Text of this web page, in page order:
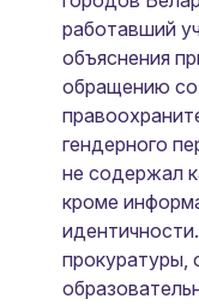
работавший
объяснения
обращению
гендерного
не содержал
кроме
прокуратуры,